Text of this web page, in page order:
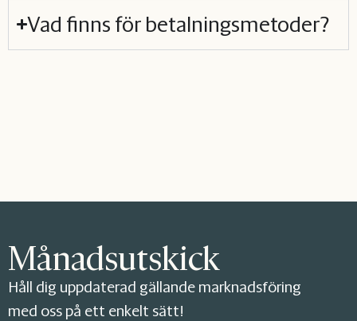
Vad finns för betalningsmetoder?
Månadsutskick
Håll dig uppdaterad gällande marknadsföring
med oss på ett enkelt sätt!